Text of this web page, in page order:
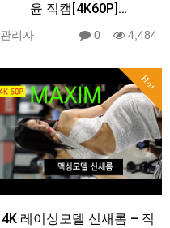
윤 직캠[4K60P]…
관리자 0 4,484
Hot
4K 레이싱모델 신새롬 – 직